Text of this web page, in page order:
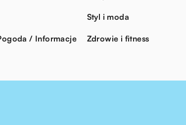
Styl i moda
/ Informacje Zdrowie i fitness